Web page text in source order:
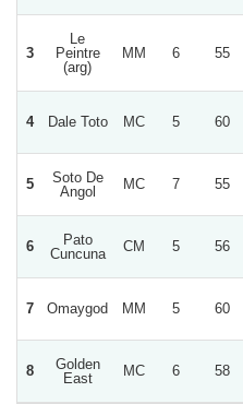
3
Le
Peintre
(arg)
MM 6 55
4 Dale Toto MC 5 60
5
Soto De
Angol
MC 7 55
6
Pato
Cuncuna
CM 5 56
7 Omaygod MM 5 60
8
Golden
East
MC 6 58